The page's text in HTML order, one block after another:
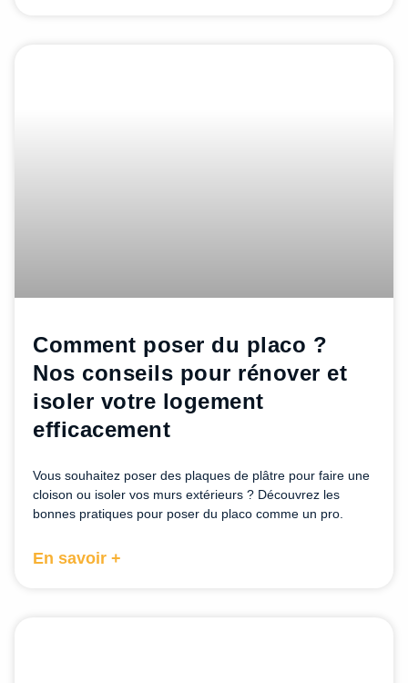
Comment poser du placo ?
Nos conseils pour rénover et
isoler votre logement
efficacement
Vous souhaitez poser des plaques de plâtre pour faire une
cloison ou isoler vos murs extérieurs ? Découvrez les
bonnes pratiques pour poser du placo comme un pro.
En savoir +